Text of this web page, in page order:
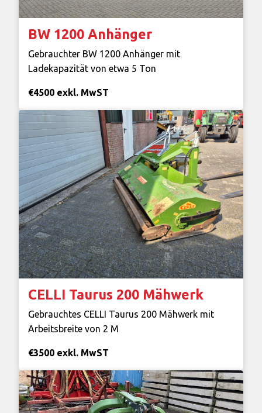
BW 1200 Anhänger
Gebrauchter BW 1200 Anhänger mit
Ladekapazität von etwa 5 Ton
€4500 exkl. MwST
CELLI Taurus 200 Mähwerk
Gebrauchtes CELLI Taurus 200 Mähwerk mit
Arbeitsbreite von 2 M
€3500 exkl. MwST